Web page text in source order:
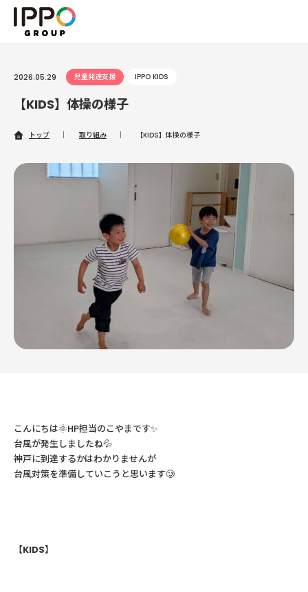
2026.05.29 児童発達支援 IPPO KIDS
【KIDS】体操の様子
トップ ｜ 取り組み ｜ 【KIDS】体操の様子
こんにちは🌞HP担当のこやまです✨
台風が発生しましたね💦
神戸に到達するかはわかりませんが
台風対策を準備していこうと思います🥲
【KIDS】